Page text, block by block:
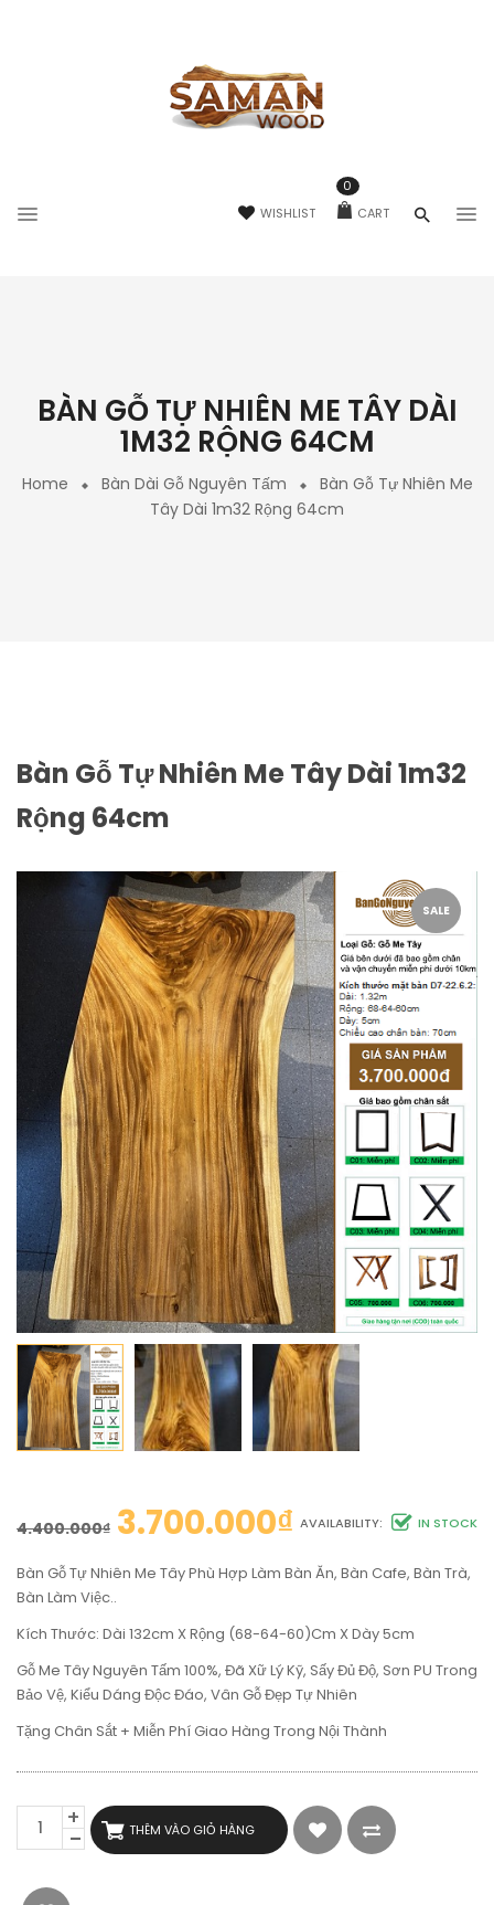
WISHLIST CART
0
BÀN GỖ TỰ NHIÊN ME TÂY DÀI
1M32 RỘNG 64CM
Home Bàn Dài Gỗ Nguyên Tấm
Bàn Gỗ Tự Nhiên Me
Tây Dài 1m32 Rộng 64cm
Bàn Gỗ Tự Nhiên Me Tây Dài 1m32
Rộng 64cm
SALE
4.400.000₫ 3.700.000₫ AVAILABILITY: IN STOCK
Bàn Gỗ Tự Nhiên Me Tây Phù Hợp Làm Bàn Ăn, Bàn Cafe, Bàn Trà,
Bàn Làm Việc..
Kích Thước: Dài 132cm X Rộng (68-64-60)cm X Dày 5cm
Gỗ Me Tây Nguyên Tấm 100%, Đã Xữ Lý Kỹ, Sấy Đủ Độ, Sơn PU Trong
Bảo Vệ, Kiểu Dáng Độc Đáo, Vân Gỗ Đẹp Tự Nhiên
Tặng Chân Sắt + Miễn Phí Giao Hàng Trong Nội Thành
TỰ
ME
THÊM VÀO GIỎ HÀNG